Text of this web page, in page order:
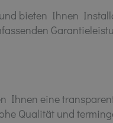
bieten Ihnen
Ihnen eine
Qualität und